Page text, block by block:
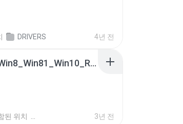
DRIVERS 4년 전
0009-64bit_Win7_Win8_Win81_Win10_R282.exe
된 위치 3년 전